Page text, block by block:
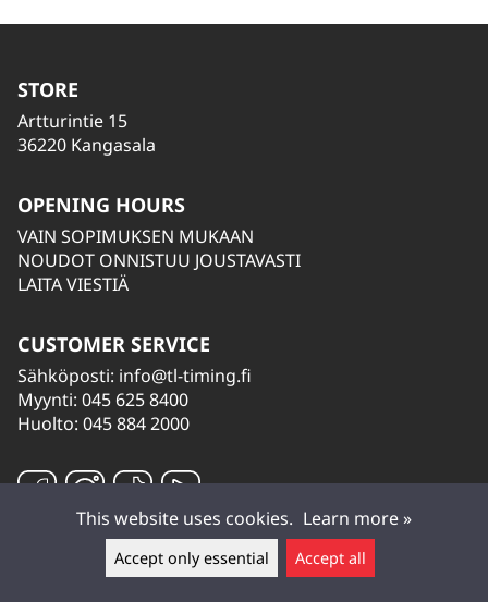
Leave a message ▲
STORE
Artturintie 15
36220 Kangasala
OPENING HOURS
VAIN SOPIMUKSEN MUKAAN
NOUDOT ONNISTUU JOUSTAVASTI
LAITA VIESTIÄ
CUSTOMER SERVICE
Sähköposti: info@tl-timing.fi
Myynti: 045 625 8400
Huolto: 045 884 2000
This website uses cookies. Learn more »
Accept only essential Accept all